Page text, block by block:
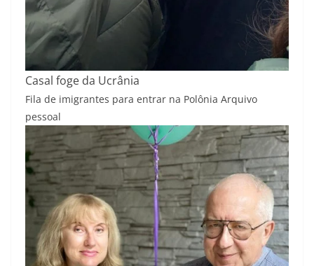
Casal foge da Ucrânia
Fila de imigrantes para entrar na Polônia Arquivo
pessoal